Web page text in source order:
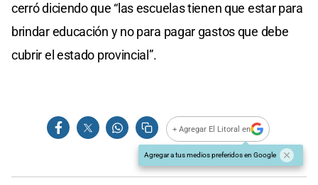
cerró diciendo que “las escuelas tienen que estar para
brindar educación y no para pagar gastos que debe
cubrir el estado provincial”.
+ Agregar El Litoral en
Agregar a tus medios preferidos en Google